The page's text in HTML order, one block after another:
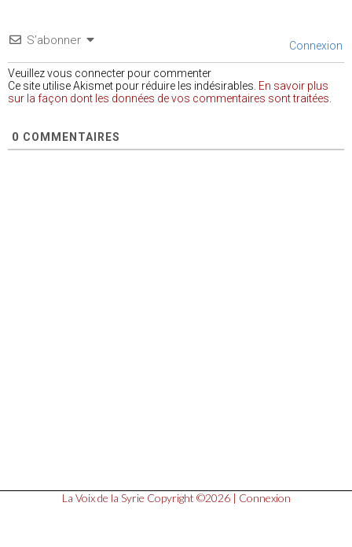
S’abonner Connexion
Veuillez vous connecter pour commenter
Ce site utilise Akismet pour réduire les indésirables. En savoir plus
sur la façon dont les données de vos commentaires sont traitées
0 COMMENTAIRES
La Voix de la Syrie Copyright ©2026 | Connexion